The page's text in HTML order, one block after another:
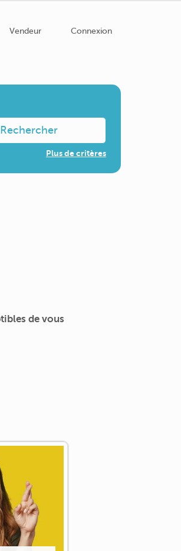
Vendeur Connexion
Rechercher
Plus de critères
de vous